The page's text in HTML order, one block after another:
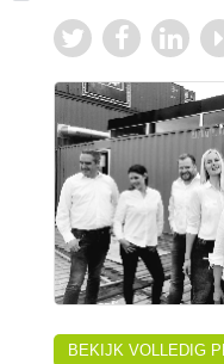
BEKIJK VOLLEDIG